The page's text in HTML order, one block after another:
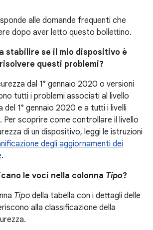
alle domande frequenti che
dopo aver letto questo bollettino.
stabilire se il mio dispositivo è
questi problemi?
dal 1° gennaio 2020 o versioni
tutti i problemi associati al livello
1° gennaio 2020 e a tutti i livelli
scoprire come controllare il livello
di un dispositivo, leggi le istruzioni
degli aggiornamenti dei
.
le voci nella colonna Tipo?
Tipo della tabella con i dettagli delle
alla classificazione della